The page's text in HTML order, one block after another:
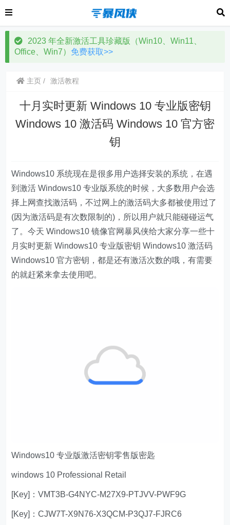
2023 年全新激活工具珍藏版（Win10、Win11、
Office、Win7） 免费获取>>
主页 激活教程
十月实时更新 Windows 10 专业版密钥
Windows 10 激活码 Windows 10 官方密
钥
Windows10 系统现在是很多用户选择安装的系统，在遇
到激活 Windows10 专业版系统的时候，大多数用户会选
择上网查找激活码，不过网上的激活码大多都被使用过了
(因为激活码是有次数限制的)，所以用户就只能碰碰运气
了。今天 Windows10 镜像官网暴风侠给大家分享一些十
月实时更新 Windows10 专业版密钥 Windows10 激活码
Windows10 官方密钥，都是还有激活次数的哦，有需要
的就赶紧来拿去使用吧。
Windows10 专业版激活密钥零售版密匙
windows 10 Professional Retail
[Key]：VMT3B-G4NYC-M27X9-PTJVV-PWF9G
[Key]：CJW7T-X9N76-X3QCM-P3QJ7-FJRC6